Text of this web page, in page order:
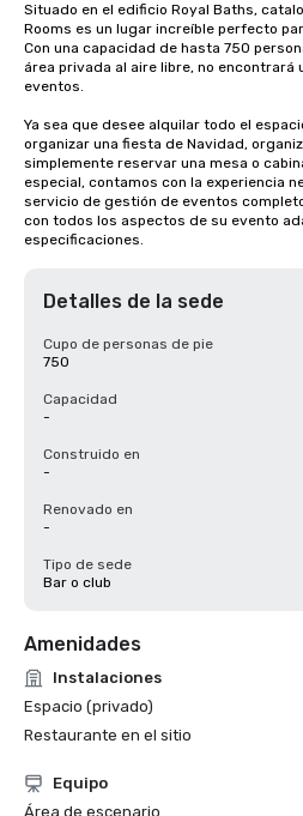
Situado en el edificio Royal Baths,
Rooms es un lugar increíble perfecto
Con una capacidad de hasta 750
área privada al aire libre, no encontrará
eventos.
Ya sea que desee alquilar todo el
organizar una fiesta de Navidad,
simplemente reservar una mesa o
especial, contamos con la experiencia
servicio de gestión de eventos
con todos los aspectos de su evento
especificaciones.
Detalles de la sede
Cupo de personas de pie
750
Capacidad
-
Construido en
-
Renovado en
-
Tipo de sede
Bar o club
Amenidades
Instalaciones
Espacio (privado)
Restaurante en el sitio
Equipo
Área de escenario